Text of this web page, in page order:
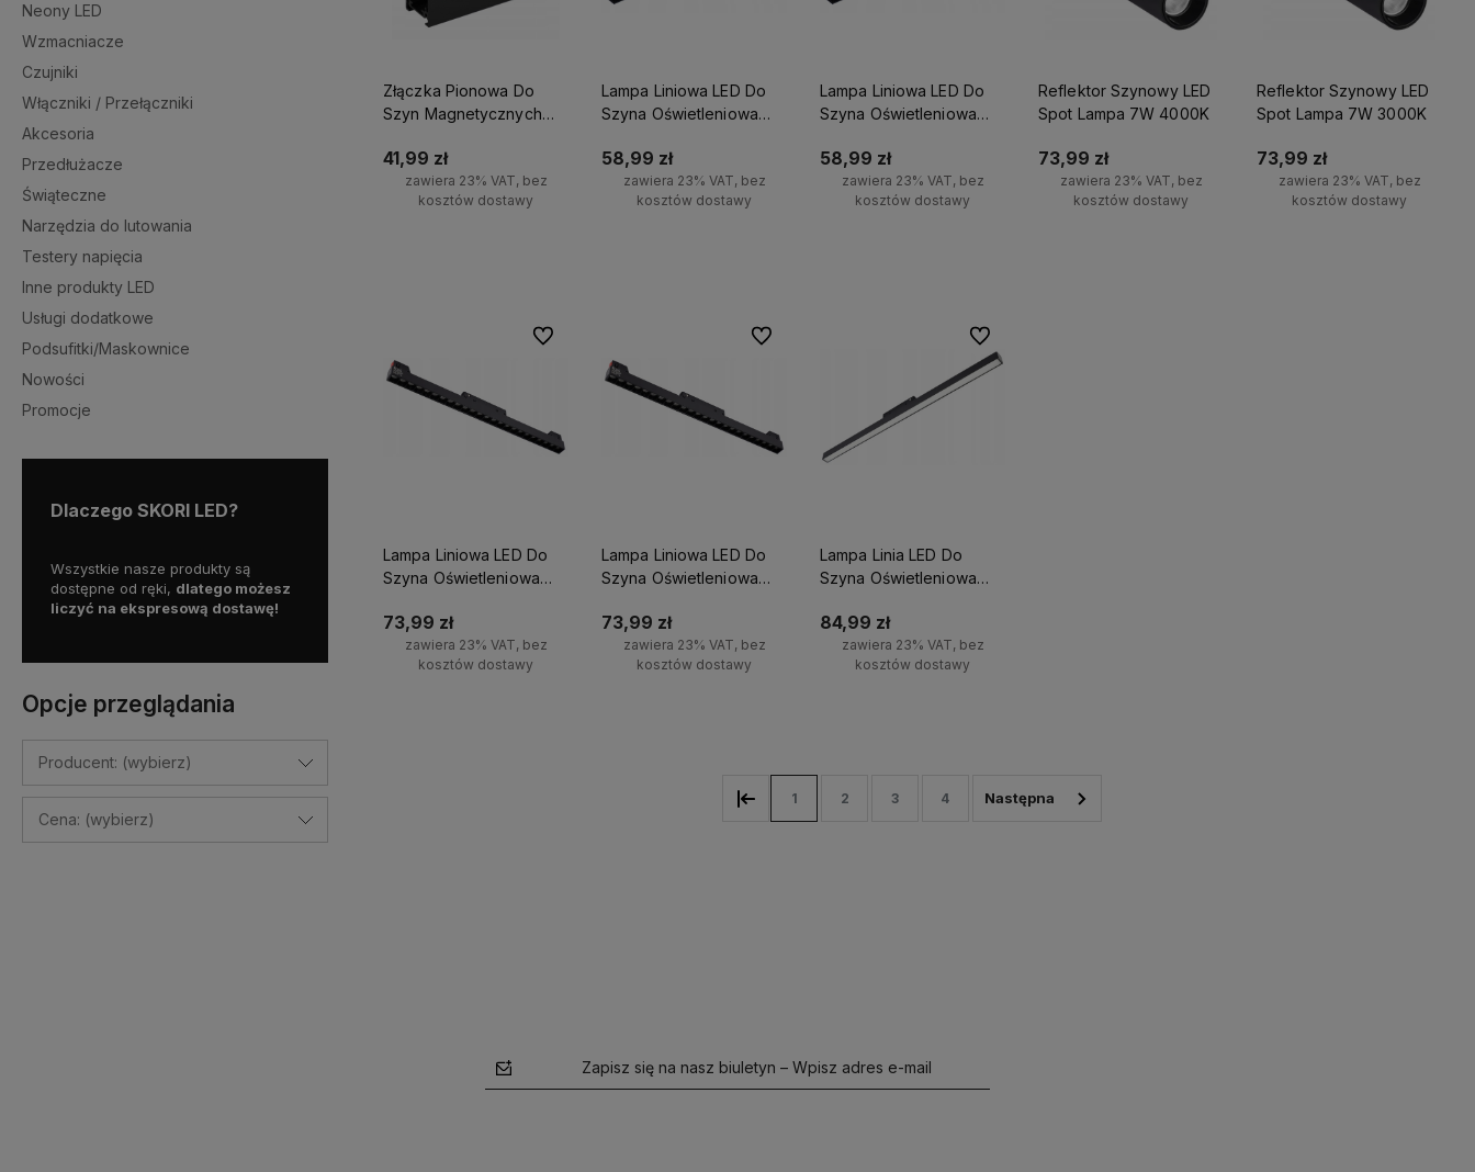
Neony LED
Wzmacniacze
Czujniki
Włączniki / Przełączniki
Akcesoria
Przedłużacze
Świąteczne
Narzędzia do lutowania
Testery napięcia
Inne produkty LED
Usługi dodatkowe
Podsufitki/Maskownice
Nowości
Promocje
Dlaczego SKORI LED?
Wszystkie nasze produkty są
dostępne od ręki, dlatego możesz
liczyć na ekspresową dostawę!
Skorzystaj z darmowej dostawy
już od 300 zł!
Działamy od 2013 roku, mamy więc
już
ponad 10 lat doświadczenia na
Wszystkie nasze produkty są
dostępne od ręki,dlatego możesz
Opcje przeglądania
Producent: (wybierz)
Cena: (wybierz)
Złączka Pionowa Do
Szyn Magnetycznych
41,99 zł
zawiera 23% VAT, bez
kosztów dostawy
Lampa Liniowa LED Do
Szyna Oświetleniowa
58,99 zł
zawiera 23% VAT, bez
kosztów dostawy
Lampa Liniowa LED Do
Szyna Oświetleniowa
58,99 zł
zawiera 23% VAT, bez
kosztów dostawy
Reflektor Szynowy LED
Spot Lampa 7W 4000K
73,99 zł
zawiera 23% VAT, bez
kosztów dostawy
Reflektor Szynowy LED
Spot Lampa 7W 3000K
73,99 zł
zawiera 23% VAT, bez
kosztów dostawy
Lampa Liniowa LED Do
Szyna Oświetleniowa
73,99 zł
zawiera 23% VAT, bez
kosztów dostawy
Do ulubionych
Lampa Liniowa LED Do
Szyna Oświetleniowa
73,99 zł
zawiera 23% VAT, bez
kosztów dostawy
Do ulubionych
Lampa Linia LED Do
Szyna Oświetleniowa
84,99 zł
zawiera 23% VAT, bez
kosztów dostawy
Do ulubionych
1 2 3 4
Zapisz się na nasz biuletyn – Wpisz adres e-mail